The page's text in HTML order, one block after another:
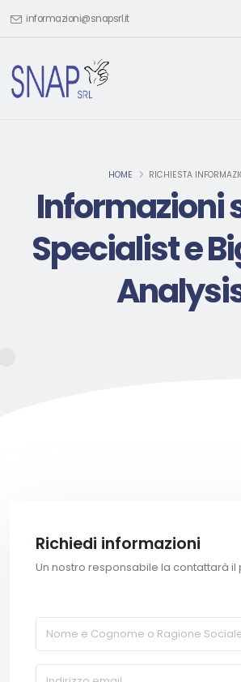
informazioni@snapsrl.it
HOME RICHIESTA
Informazioni
Specialist e
Richiedi informazioni
Un nostro responsabile la contattarà il